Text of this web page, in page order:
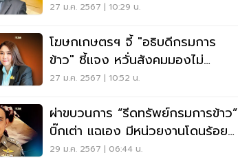
27 ม.ค. 2567 | 10:29 น.
โฆษกเกษตรฯ จี้ "อธิบดีกรมการ
ข้าว" ชี้แจง หวั่นสังคมมองไม่
โปร่งใส
27 ม.ค. 2567 | 10:52 น.
ผ่าขบวนการ “รีดทรัพย์กรมการข้าว”
บิ๊กเต่า แฉเอง มีหน่วยงานโดนร้อย
ล้านบาท
29 ม.ค. 2567 | 06:44 น.